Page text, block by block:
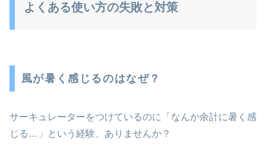
よくある使い方の失敗と対策
風が暑く感じるのはなぜ？
サーキュレーターをつけているのに「なんか余計に暑く感
じる…」という経験、ありませんか？